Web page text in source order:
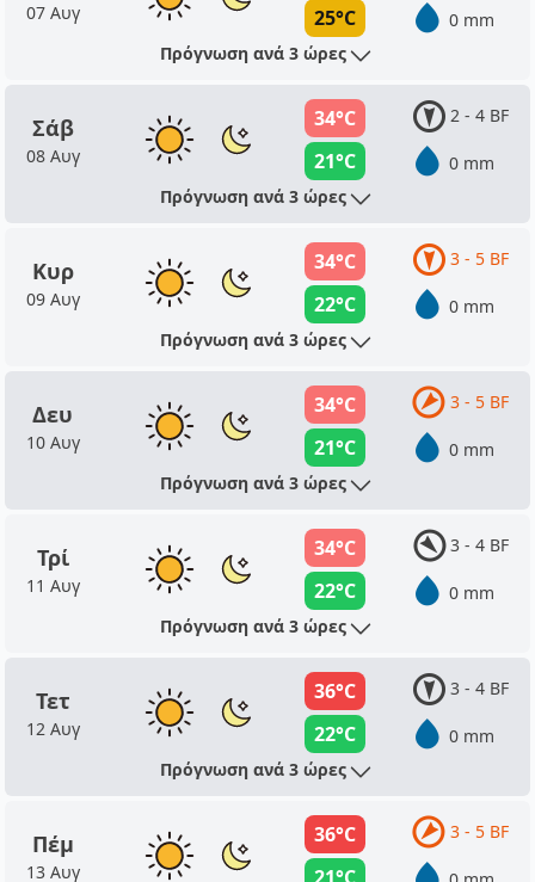
07 Αυγ
25°C
0 mm
Πρόγνωση ανά 3 ώρες
Σάβ
08 Αυγ
34°C
21°C
2 - 4 BF
0 mm
Πρόγνωση ανά 3 ώρες
Κυρ
09 Αυγ
34°C
22°C
3 - 5 BF
0 mm
Πρόγνωση ανά 3 ώρες
Δευ
10 Αυγ
34°C
21°C
3 - 5 BF
0 mm
Πρόγνωση ανά 3 ώρες
Τρί
11 Αυγ
34°C
22°C
3 - 4 BF
0 mm
Πρόγνωση ανά 3 ώρες
Τετ
12 Αυγ
36°C
22°C
3 - 4 BF
0 mm
Πρόγνωση ανά 3 ώρες
Πέμ
13 Αυγ
36°C
3 - 5 BF